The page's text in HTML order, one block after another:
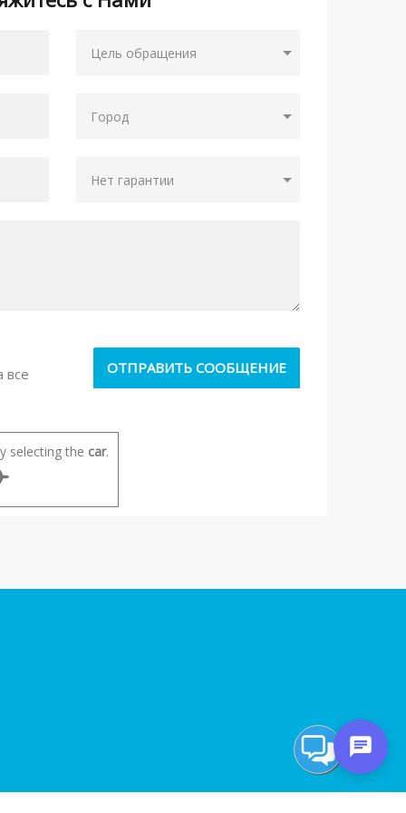
все
selecting the car.